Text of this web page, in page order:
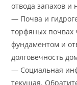
отвода запахов и
— Почва и
торфяных почвах
фундаментом и
долговечность
— Социальная
текущая.